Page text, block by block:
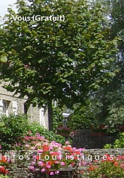
Vous (gratuit)
Infos Touristiques,